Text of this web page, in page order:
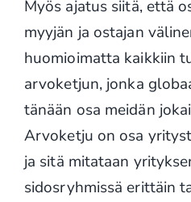
Myös ajatus siitä, että
myyjän ja ostajan
huomioimatta kaikkiin
arvoketjun, jonka
tänään osa meidän
Arvoketju on osa
ja sitä mitataan
sidosryhmissä erittäin